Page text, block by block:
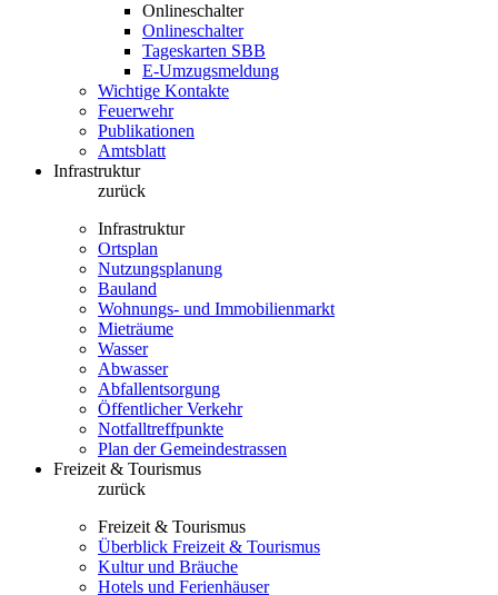
Onlineschalter
Onlineschalter
Tageskarten SBB
E-Umzugsmeldung
Wichtige Kontakte
Feuerwehr
Publikationen
Amtsblatt
Infrastruktur
zurück
Infrastruktur
Ortsplan
Nutzungsplanung
Bauland
Wohnungs- und Immobilienmarkt
Mieträume
Wasser
Abwasser
Abfallentsorgung
Öffentlicher Verkehr
Notfalltreffpunkte
Plan der Gemeindestrassen
Freizeit & Tourismus
zurück
Freizeit & Tourismus
Überblick Freizeit & Tourismus
Kultur und Bräuche
Hotels und Ferienhäuser